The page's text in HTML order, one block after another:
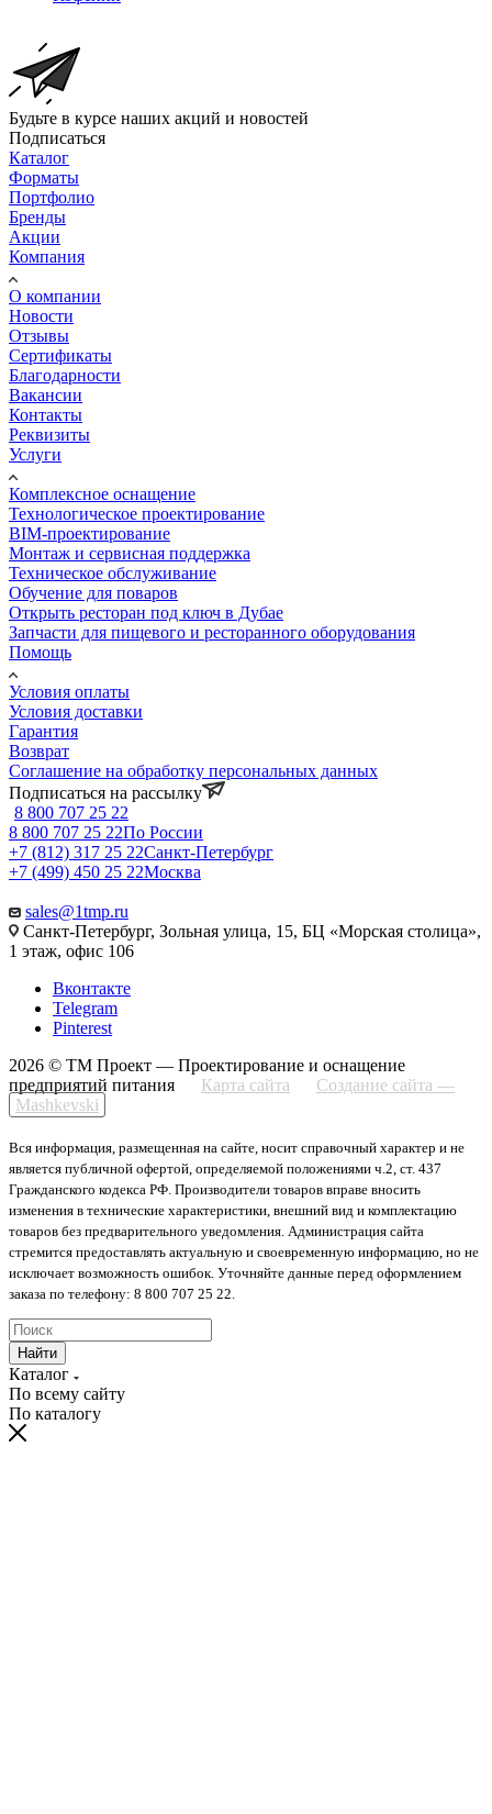
Будьте в курсе наших акций и новостей
Подписаться
Каталог
Форматы
Портфолио
Бренды
Акции
Компания
О компании
Новости
Отзывы
Сертификаты
Благодарности
Вакансии
Контакты
Реквизиты
Услуги
Комплексное оснащение
Технологическое проектирование
BIM-проектирование
Монтаж и сервисная поддержка
Техническое обслуживание
Обучение для поваров
Открыть ресторан под ключ в Дубае
Запчасти для пищевого и ресторанного оборудования
Помощь
Условия оплаты
Условия доставки
Гарантия
Возврат
Соглашение на обработку персональных данных
Подписаться на рассылку
8 800 707 25 22
8 800 707 25 22По России
+7 (812) 317 25 22Санкт-Петербург
+7 (499) 450 25 22Москва
sales@1tmp.ru
Санкт-Петербург, Зольная улица, 15, БЦ «Морская столица»,
1 этаж, офис 106
Вконтакте
Telegram
Pinterest
2026 © ТМ Проект — Проектирование и оснащение
предприятий питания
Карта сайта
Создание сайта —
Mashkevski
Вся информация, размещенная на сайте, носит справочный характер и не
является публичной офертой, определяемой положениями ч.2, ст. 437
Гражданского кодекса РФ. Производители товаров вправе вносить
изменения в технические характеристики, внешний вид и комплектацию
товаров без предварительного уведомления. Администрация сайта
стремится предоставлять актуальную и своевременную информацию, но не
исключает возможность ошибок. Уточняйте данные перед оформлением
заказа по телефону: 8 800 707 25 22.
Найти
Каталог
По всему сайту
По каталогу